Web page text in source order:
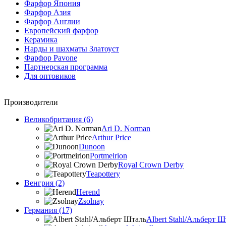
Фарфор Япония
Фарфор Азия
Фарфор Англии
Европейский фарфор
Керамика
Нарды и шахматы Златоуст
Фарфор Pavone
Партнерская программа
Для оптовиков
Производители
Великобритания (6)
Ari D. Norman
Arthur Price
Dunoon
Portmeirion
Royal Crown Derby
Teapottery
Венгрия (2)
Herend
Zsolnay
Германия (17)
Albert Stahl/Альбеpт